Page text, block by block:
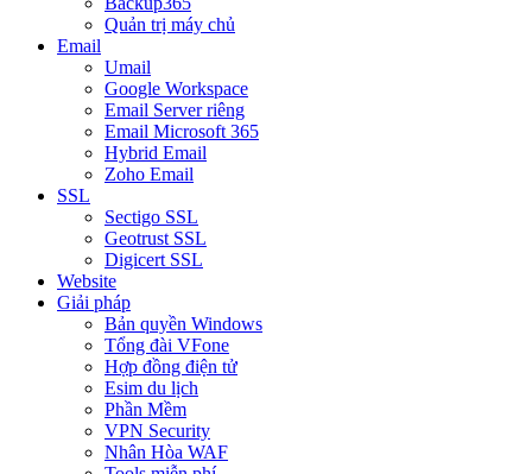
Quản trị máy chủ
Email
Umail
Google Workspace
Email Server riêng
Email Microsoft 365
Hybrid Email
Zoho Email
SSL
Sectigo SSL
Geotrust SSL
Digicert SSL
Website
Giải pháp
Bản quyền Windows
Tổng đài VFone
Hợp đồng điện tử
Esim du lịch
Phần Mềm
VPN Security
Nhân Hòa WAF